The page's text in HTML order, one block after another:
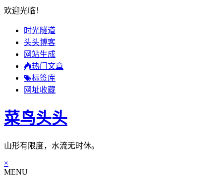
欢迎光临！
时光隧道
头头博客
网站生成
热门文章
标签库
网址收藏
菜鸟头头
山形有限度，水流无时休。
×
MENU